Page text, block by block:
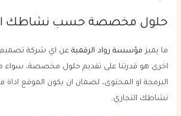
حلول مخصصة حسب نشاطك
ما يميز مؤسسة رواد الرقمية عن اي شركة تصميم
اخرى هو قدرتنا على تقديم حلول مخصصة، سواء
البرمجة او المحتوى، لضمان ان يكون الموقع اداة
نشاطك التجاري.